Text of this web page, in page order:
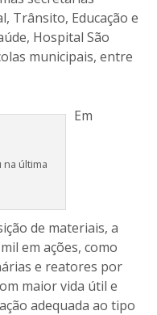
Trânsito, Educação e
Hospital São
municipais, entre
última
Em
de materiais, a
em ações, como
e reatores por
maior vida útil e
adequada ao tipo